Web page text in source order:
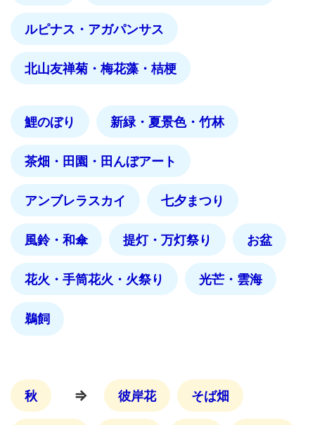
ルピナス・アガパンサス
北山友禅菊・梅花藻・桔梗
鯉のぼり 新緑・夏景色・竹林
茶畑・田園・田んぼアート
アンブレラスカイ 七夕まつり
風鈴・和傘 提灯・万灯祭り お盆
花火・手筒花火・火祭り 光芒・雲海
鵜飼
秋 ⇒ 彼岸花 そば畑